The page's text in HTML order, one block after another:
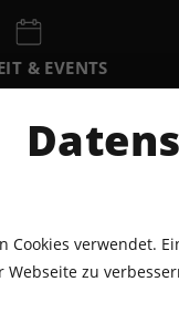
& EVENTS
SO
Cookies verwendet.
zu